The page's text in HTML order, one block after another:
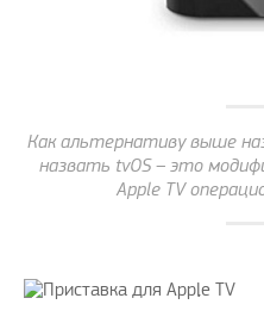
Как альтернативу выше
назвать tvOS – это
Apple TV